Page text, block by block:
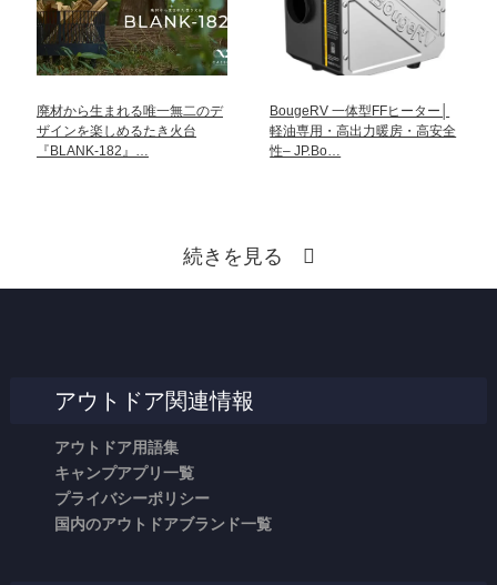
廃材から生まれる唯一無二のデ
ザインを楽しめるたき火台
『BLANK-182』…
BougeRV 一体型FFヒーター│
軽油専用・高出力暖房・高安全
性– JP.Bo…
続きを見る
アウトドア関連情報
アウトドア用語集
キャンプアプリ一覧
プライバシーポリシー
国内のアウトドアブランド一覧